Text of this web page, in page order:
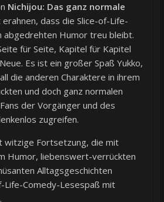
Nichijou: Das ganz normale
erahnen, dass die Slice-of-Life-
abgedrehten Humor treu bleibt.
für Seite, Kapitel für Kapitel
Es ist ein großer Spaß Yukko,
die anderen Charaktere in ihrem
und doch ganz normalen
der Vorgänger und des
zugreifen.
witzige Fortsetzung, die mit
Humor, liebenswert-verrückten
Alltagsgeschichten
Life-Comedy-Lesespaß mit